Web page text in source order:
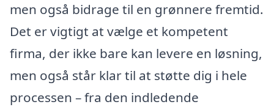
men også bidrage til en grønnere fremtid.
Det er vigtigt at vælge et kompetent
firma, der ikke bare kan levere en løsning,
men også står klar til at støtte dig i hele
processen – fra den indledende